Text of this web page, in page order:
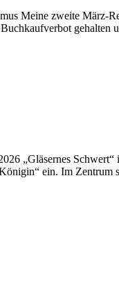
Meine zweite März-
„Gläsernes
ein. Im